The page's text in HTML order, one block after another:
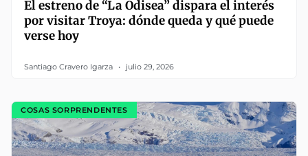
El estreno de “La Odisea” dispara el interés
por visitar Troya: dónde queda y qué puede
verse hoy
Santiago Cravero Igarza julio 29, 2026
COSAS SORPRENDENTES